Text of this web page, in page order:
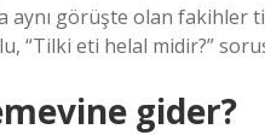
aynı görüşte olan
“Tilki eti helal midir?”
gider?